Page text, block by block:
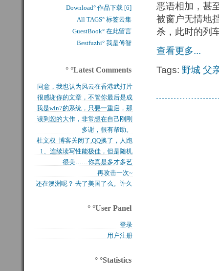
恶语相加，甚
被窗户无情地
杀，此时的列
查看更多...
Tags: 野城 父
Download° 作品下载 [6]
All TAGS° 标签云集
GuestBook° 在此留言
Bestfuzhi° 我是傅智
° °Latest Comments
同意，我也认为风云在香港武打片
历史上是绝无仅有的，...
很感谢你的文章，不管你最后是成
功还是失败，能让后来...
我是win7的系统，只要一重启，那
块MFT盘就无法...
读到您的大作，非常想在自己刚刚
买的固态硬盘上试试，...
多谢，很有帮助。
杜文权 博客关闭了,QQ换了，人跑
了 新的QQ...
1、连续读写性能极佳，但是随机
写入性能极差（这对于...
很美……你真是多才多艺
再攻击一次~
还在澳洲呢？ 去了美国了么。许久
° °User Panel
登录
用户注册
° °Statistics